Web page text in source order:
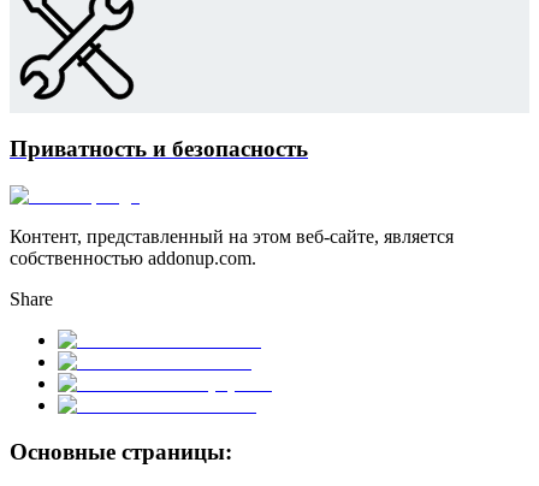
Приватность и безопасность
Контент, представленный на этом веб-сайте, является
собственностью addonup.com.
Share
Основные страницы: